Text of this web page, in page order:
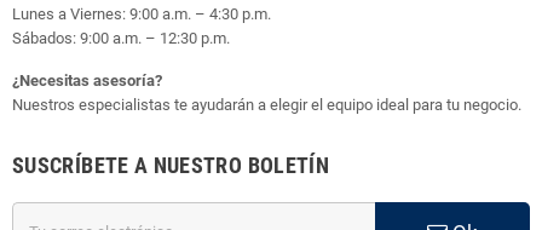
Lunes a Viernes: 9:00 a.m. – 4:30 p.m.
Sábados: 9:00 a.m. – 12:30 p.m.
¿Necesitas asesoría?
Nuestros especialistas te ayudarán a elegir el equipo ideal para tu negocio.
SUSCRÍBETE A NUESTRO BOLETÍN